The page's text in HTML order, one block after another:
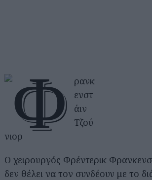
Ο χειρουργός Φρέντερικ
δεν θέλει να τον συνδέουν με το